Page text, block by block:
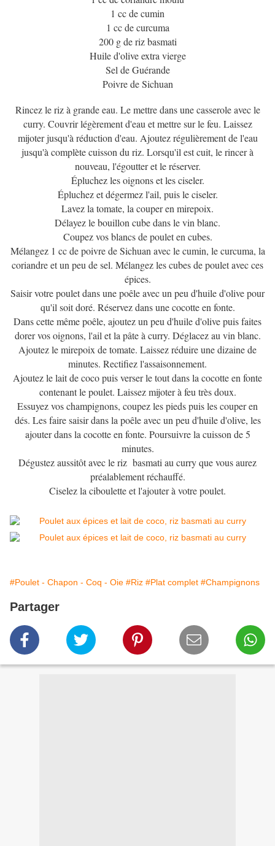
1 cc de cumin
1 cc de curcuma
200 g de riz basmati
Huile d'olive extra vierge
Sel de Guérande
Poivre de Sichuan
Rincez le riz à grande eau. Le mettre dans une casserole avec le
curry. Couvrir légèrement d'eau et mettre sur le feu. Laissez
mijoter jusqu'à réduction d'eau. Ajoutez régulièrement de l'eau
jusqu'à complète cuisson du riz. Lorsqu'il est cuit, le rincer à
nouveau, l'égoutter et le réserver.
Épluchez les oignons et les ciseler.
Épluchez et dégermez l'ail, puis le ciseler.
Lavez la tomate, la couper en mirepoix.
Délayez le bouillon cube dans le vin blanc.
Coupez vos blancs de poulet en cubes.
Mélangez 1 cc de poivre de Sichuan avec le cumin, le curcuma, la
coriandre et un peu de sel. Mélangez les cubes de poulet avec ces
épices.
Saisir votre poulet dans une poêle avec un peu d'huile d'olive pour
qu'il soit doré. Réservez dans une cocotte en fonte.
Dans cette même poêle, ajoutez un peu d'huile d'olive puis faites
dorer vos oignons, l'ail et la pâte à curry. Déglacez au vin blanc.
Ajoutez le mirepoix de tomate. Laissez réduire une dizaine de
minutes. Rectifiez l'assaisonnement.
Ajoutez le lait de coco puis verser le tout dans la cocotte en fonte
contenant le poulet. Laissez mijoter à feu très doux.
Essuyez vos champignons, coupez les pieds puis les couper en
dés. Les faire saisir dans la poêle avec un peu d'huile d'olive, les
ajouter dans la cocotte en fonte. Poursuivre la cuisson de 5
minutes.
Dégustez aussitôt avec le riz basmati au curry que vous aurez
préalablement réchauffé.
Ciselez la ciboulette et l'ajouter à votre poulet.
#Poulet - Chapon - Coq - Oie #Riz #Plat complet #Champignons
Partager